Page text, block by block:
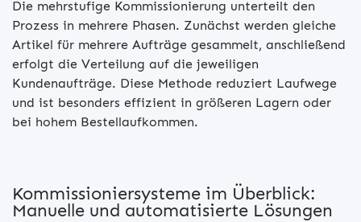
Die mehrstufige Kommissionierung unterteilt den
Prozess in mehrere Phasen. Zunächst werden gleiche
Artikel für mehrere Aufträge gesammelt, anschließend
erfolgt die Verteilung auf die jeweiligen
Kundenaufträge. Diese Methode reduziert Laufwege
und ist besonders effizient in größeren Lagern oder
bei hohem Bestellaufkommen.
Kommissioniersysteme im Überblick:
Manuelle und automatisierte Lösungen